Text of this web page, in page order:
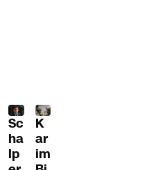
Sc
ha
lp
K
ar
im